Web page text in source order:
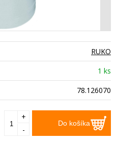
RUKO
1 ks
78.126070
Do košíka
+
-